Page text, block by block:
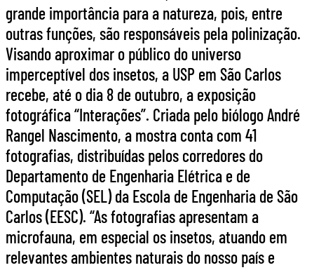
grande importância para a natureza, pois, entre
outras funções, são responsáveis pela polinização.
Visando aproximar o público do universo
imperceptível dos insetos, a USP em São Carlos
recebe, até o dia 8 de outubro, a exposição
fotográfica “Interações”. Criada pelo biólogo André
Rangel Nascimento, a mostra conta com 41
fotografias, distribuídas pelos corredores do
Departamento de Engenharia Elétrica e de
Computação (SEL) da Escola de Engenharia de São
Carlos (EESC). “As fotografias apresentam a
microfauna, em especial os insetos, atuando em
relevantes ambientes naturais do nosso país e